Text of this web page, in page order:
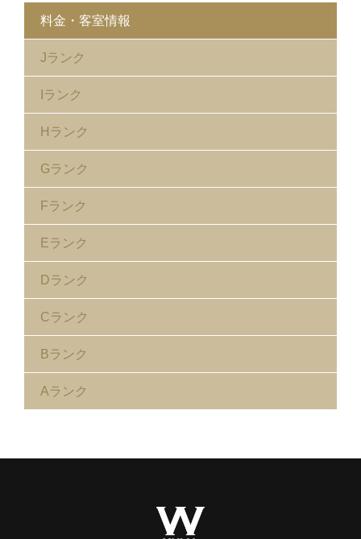
料金・客室情報
Jランク
Iランク
Hランク
Gランク
Fランク
Eランク
Dランク
Cランク
Bランク
Aランク